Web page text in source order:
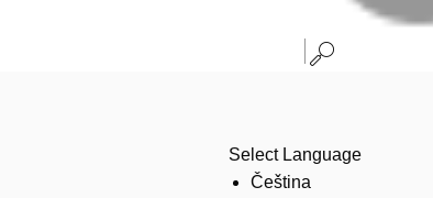
Select Language
Čeština